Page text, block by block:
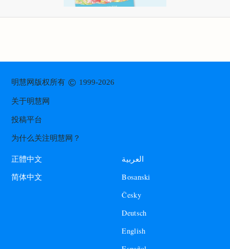
明慧网版权所有© 1999-2026
关于明慧网
投稿平台
为什么关注明慧网？
正體中文
简体中文
العربية
Bosanski
Česky
Deutsch
English